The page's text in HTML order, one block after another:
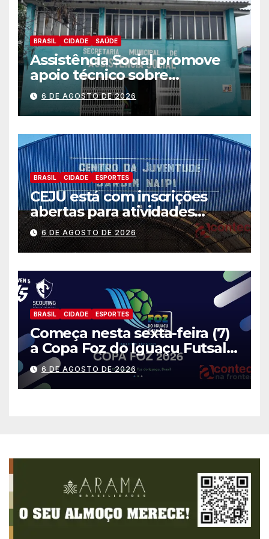
BRASIL CIDADE SAÚDE
Assistência Social promove
apoio técnico sobre
preparação e resposta a
situações de emergência e
calamidade pública
6 DE AGOSTO DE 2026
BRASIL CIDADE ESPORTES
CEJU está com inscrições
abertas para atividades
gratuitas
6 DE AGOSTO DE 2026
BRASIL CIDADE ESPORTES
Começa nesta sexta-feira (7)
a Copa Foz do Iguaçu Futsal
2026 com equipes de quatro
países
6 DE AGOSTO DE 2026